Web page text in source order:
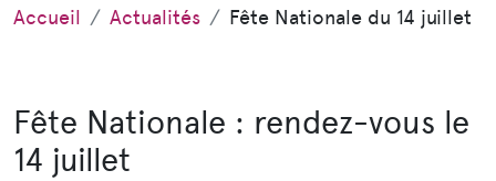
Accueil Actualités Fête Nationale du 14 juillet
Fête Nationale : rendez-vous le
14 juillet